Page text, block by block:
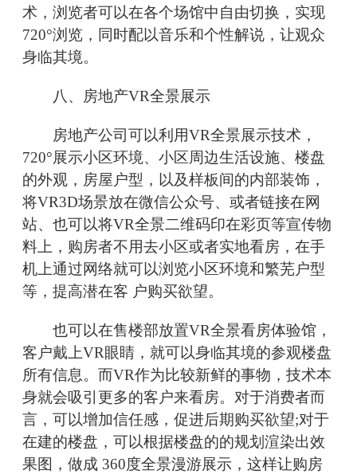
术，浏览者可以在各个场馆中自由切换，实现
720°浏览，同时配以音乐和个性解说，让观众
身临其境。
八、房地产VR全景展示
房地产公司可以利用VR全景展示技术，
720°展示小区环境、小区周边生活设施、楼盘
的外观，房屋户型，以及样板间的内部装饰，
将VR3D场景放在微信公众号、或者链接在网
站、也可以将VR全景二维码印在彩页等宣传物
料上，购房者不用去小区或者实地看房，在手
机上通过网络就可以浏览小区环境和繁芜户型
等，提高潜在客 户购买欲望。
也可以在售楼部放置VR全景看房体验馆，
客户戴上VR眼睛，就可以身临其境的参观楼盘
所有信息。而VR作为比较新鲜的事物，技术本
身就会吸引更多的客户来看房。对于消费者而
言，可以增加信任感，促进后期购买欲望;对于
在建的楼盘，可以根据楼盘的的规划渲染出效
果图，做成 360度全景漫游展示，这样让购房